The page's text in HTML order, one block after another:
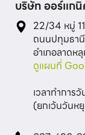
บริษัท ออร์แก
22/34 หมู่
ถนนปทุมธา
ดูแผนที่
เวลาทำการ